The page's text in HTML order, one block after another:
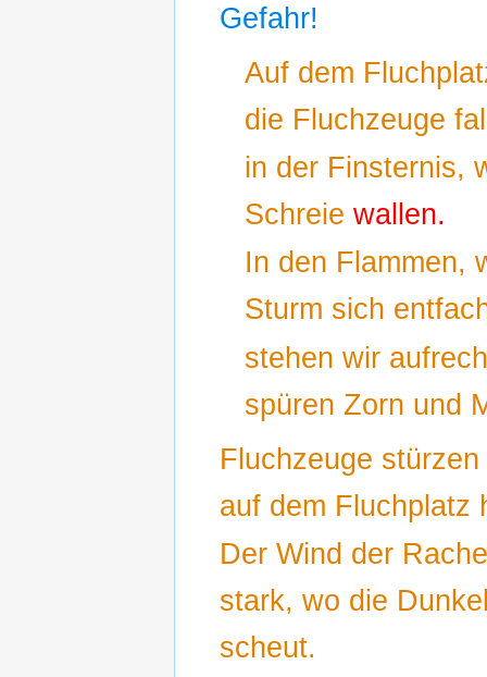
Gefahr!
Auf dem
die Fluchzeuge
in der Finsternis,
Schreie wallen.
In den Flammen,
Sturm sich
stehen wir
spüren Zorn und
Fluchzeuge
auf dem Fluchplatz
Der Wind der
stark, wo die
scheut.